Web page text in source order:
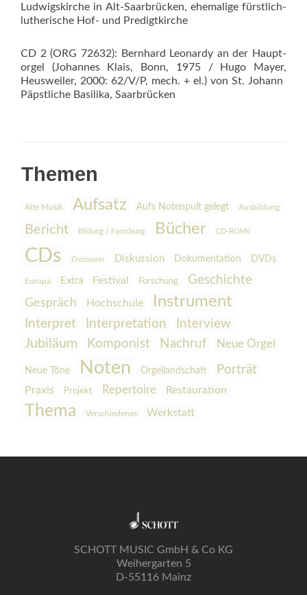
Ludwigskirche in Alt-Saarbrücken, ehemalige fürstlich-
lutherische Hof- und Predigtkirche
CD 2 (ORG 72632): Bernhard Leonardy an der Haupt­
orgel (Johannes Klais, Bonn, 1975 / Hugo Mayer,
Heusweiler, 2000: 62/V/P, mech. + el.) von St. Johann 
Päpst­liche Basilika, Saarbrücken
Themen
Alte Musik Aufsatz Aufs Notenpult gelegt Ausbildung
Bericht Bildung / Forschung Bücher CD-ROMs
CDs Crossover Diskussion Dokumentation DVDs
Europa Extra Festival Forschung Geschichte
Gespräch Hochschule Instrument
Interpret Interpretation
Interview
Jubiläum
Komponist Nachruf Neue Orgel
Neue Töne Noten Orgellandschaft Porträt
Praxis Projekt Repertoire Restauration
Thema Verschiedenes Werkstatt
SCHOTT MUSIC GmbH & Co KG
Weihergarten 5
D-55116 Mainz